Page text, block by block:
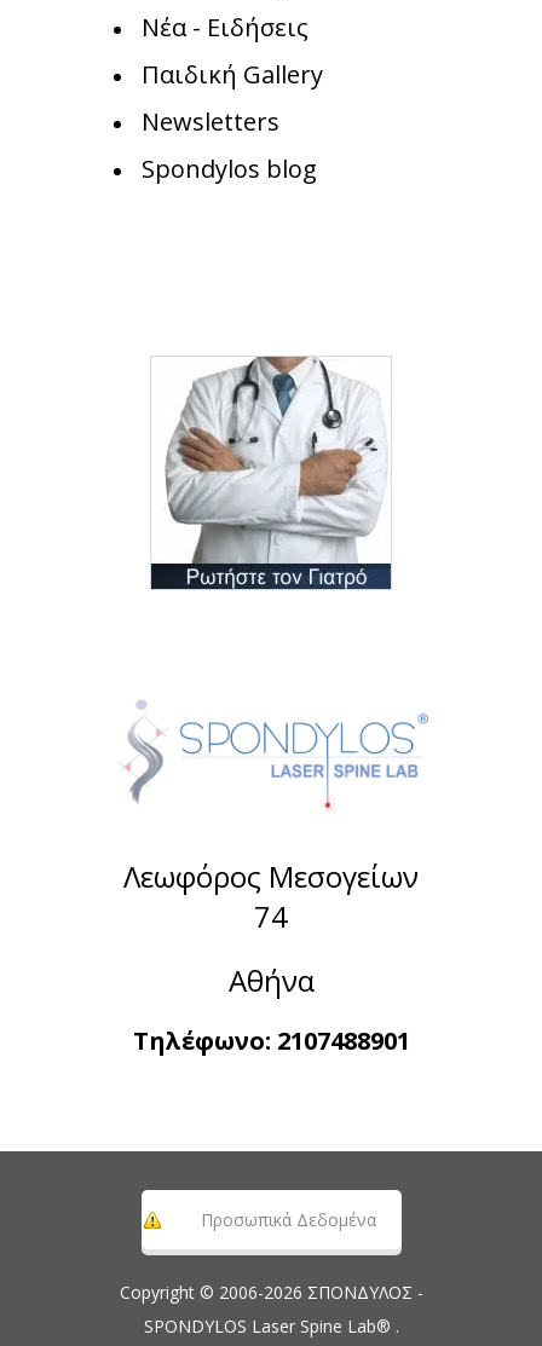
Νέα - Ειδήσεις
Παιδική Gallery
Newsletters
Spondylos blog
Λεωφόρος Μεσογείων
74
Αθήνα
Τηλέφωνο: 2107488901
Προσωπικά Δεδομένα
Copyright © 2006-2026 ΣΠΟΝΔΥΛΟΣ -
SPONDYLOS Laser Spine Lab® .